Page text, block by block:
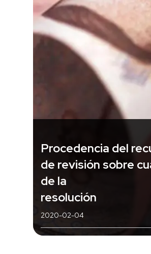
Procedencia del
de revisión sobre
de la
resolución
2020-02-04